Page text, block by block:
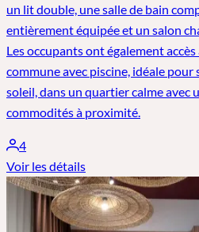
un lit double, une salle de bain
entièrement équipée et un salon
Les occupants ont également
commune avec piscine, idéale
soleil, dans un quartier calme avec
commodités à proximité.
4
Voir les détails